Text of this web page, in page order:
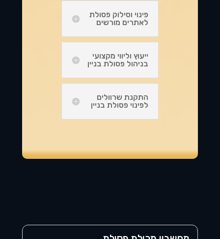
פינוי וסילוק פסולת
לאתרים מורשים
ייעוץ וליווי מקצועי
בניהול פסולת בניין
התקנת שרוולים
לפינוי פסולת בניין